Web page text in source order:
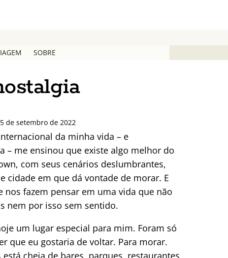
SOBRE
de setembro de 2022
da minha vida – e
– me ensinou que existe algo melhor do
com seus cenários deslumbrantes,
cidade em que dá vontade de morar. E
nos fazem pensar em uma vida que não
nem por isso sem sentido.
um lugar especial para mim. Foram só
que eu gostaria de voltar. Para morar.
cheia de bares, parques, restaurantes